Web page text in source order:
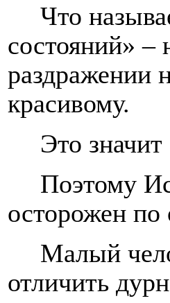
Что
состояний» –
раздражении
красивому.
Это
Поэтому
осторожен
Малый
отличить